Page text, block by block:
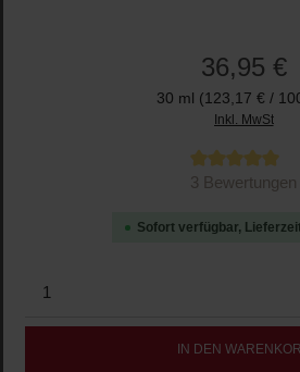
36,95 €
30 ml (123,17 € /
Inkl. MwSt
Durchschnittliche Bewertung von 5 von
3 Bewertungen
Sofort verfügbar,
Produkt Anzahl: Gib den
IN DEN